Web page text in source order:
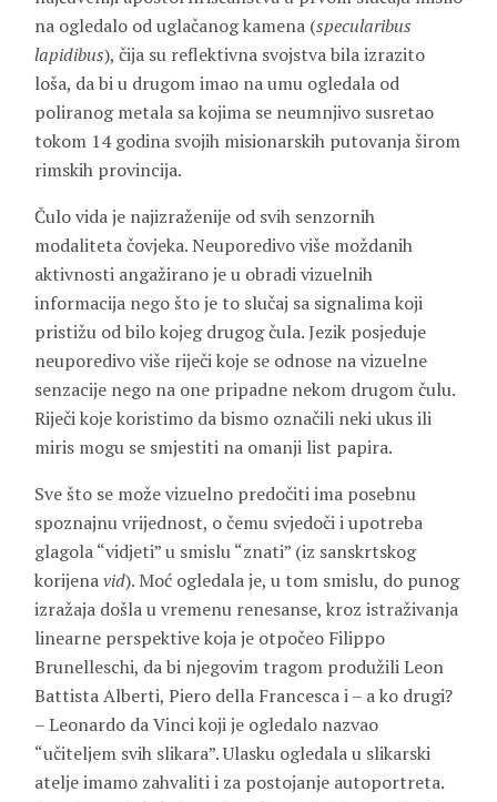
na ogledalo od uglačanog kamena (specularibus
lapidibus), čija su reflektivna svojstva bila izrazito
loša, da bi u drugom imao na umu ogledala od
poliranog metala sa kojima se neumnjivo susretao
tokom 14 godina svojih misionarskih putovanja širom
rimskih provincija.
Čulo vida je najizraženije od svih senzornih
modaliteta čovjeka. Neuporedivo više moždanih
aktivnosti angažirano je u obradi vizuelnih
informacija nego što je to slučaj sa signalima koji
pristižu od bilo kojeg drugog čula. Jezik posjeduje
neuporedivo više riječi koje se odnose na vizuelne
senzacije nego na one pripadne nekom drugom čulu.
Riječi koje koristimo da bismo označili neki ukus ili
miris mogu se smjestiti na omanji list papira.
Sve što se može vizuelno predočiti ima posebnu
spoznajnu vrijednost, o čemu svjedoči i upotreba
glagola “vidjeti” u smislu “znati” (iz sanskrtskog
korijenavid). Moć ogledala je, u tom smislu, do punog
izražaja došla u vremenu renesanse, kroz istraživanja
linearne perspektive koja je otpočeo Filippo
Brunelleschi, da bi njegovim tragom produžili Leon
Battista Alberti, Piero della Francesca i – a ko drugi?
– Leonardo da Vinci koji je ogledalo nazvao
“učiteljem svih slikara”. Ulasku ogledala u slikarski
atelje imamo zahvaliti i za postojanje autoportreta.